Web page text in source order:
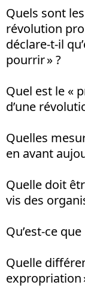
Quels sont
révolution
déclare-t-il
pourrir » ?
Quel est le «
d’une
Quelles
en avant
Quelle doit
vis des
Qu’est-ce
Quelle
expropriation